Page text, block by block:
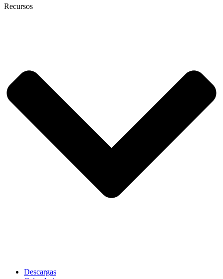
Recursos
Descargas